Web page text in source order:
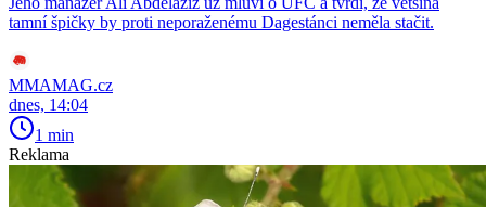
tamní špičky by proti neporaženému Dagestánci neměla stačit.
MMAMAG.cz
dnes, 14:04
1 min
Reklama